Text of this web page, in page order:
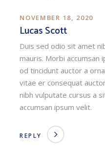
NOVEMBER 18, 2020
Lucas Scott
Duis sed odio sit amet
mauris. Morbi accumsan
od tincidunt auctor a
vitae er consequat
nibh vulputate cursus a
accumsan ipsum velit.
REPLY